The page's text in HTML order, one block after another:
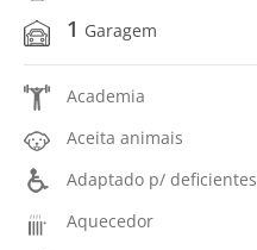
1 Garagem
Academia
Aceita animais
Adaptado p/ deficientes
Aquecedor